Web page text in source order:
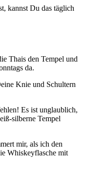
kannst Du das täglich
Thais den Tempel und
da.
Knie und Schultern
Es ist unglaublich,
silberne Tempel
mir, als ich den
Whiskeyflasche mit